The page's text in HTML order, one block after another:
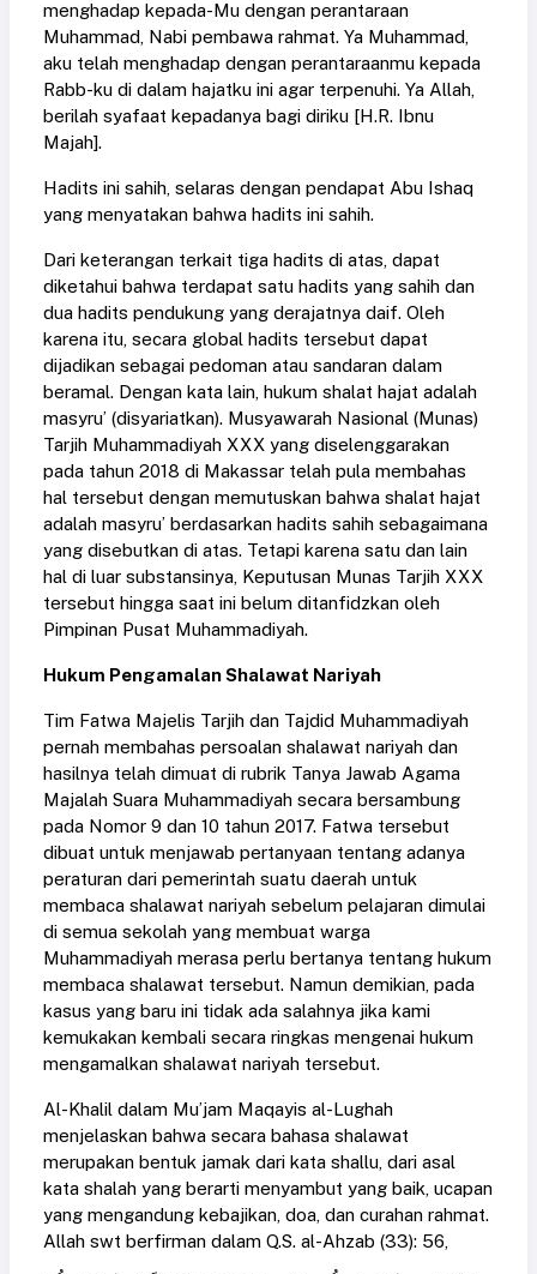
menghadap kepada-Mu dengan perantaraan
Muhammad, Nabi pembawa rahmat. Ya Muhammad,
aku telah menghadap dengan perantaraanmu kepada
Rabb-ku di dalam hajatku ini agar terpenuhi. Ya Allah,
berilah syafaat kepadanya bagi diriku [H.R. Ibnu
Majah].
Hadits ini sahih, selaras dengan pendapat Abu Ishaq
yang menyatakan bahwa hadits ini sahih.
Dari keterangan terkait tiga hadits di atas, dapat
diketahui bahwa terdapat satu hadits yang sahih dan
dua hadits pendukung yang derajatnya daif. Oleh
karena itu, secara global hadits tersebut dapat
dijadikan sebagai pedoman atau sandaran dalam
beramal. Dengan kata lain, hukum shalat hajat adalah
masyru’ (disyariatkan). Musyawarah Nasional (Munas)
Tarjih Muhammadiyah XXX yang diselenggarakan
pada tahun 2018 di Makassar telah pula membahas
hal tersebut dengan memutuskan bahwa shalat hajat
adalah masyru’ berdasarkan hadits sahih sebagaimana
yang disebutkan di atas. Tetapi karena satu dan lain
hal di luar substansinya, Keputusan Munas Tarjih XXX
tersebut hingga saat ini belum ditanfidzkan oleh
Pimpinan Pusat Muhammadiyah.
Hukum Pengamalan Shalawat Nariyah
Tim Fatwa Majelis Tarjih dan Tajdid Muhammadiyah
pernah membahas persoalan shalawat nariyah dan
hasilnya telah dimuat di rubrik Tanya Jawab Agama
Majalah Suara Muhammadiyah secara bersambung
pada Nomor 9 dan 10 tahun 2017. Fatwa tersebut
dibuat untuk menjawab pertanyaan tentang adanya
peraturan dari pemerintah suatu daerah untuk
membaca shalawat nariyah sebelum pelajaran dimulai
di semua sekolah yang membuat warga
Muhammadiyah merasa perlu bertanya tentang hukum
membaca shalawat tersebut. Namun demikian, pada
kasus yang baru ini tidak ada salahnya jika kami
kemukakan kembali secara ringkas mengenai hukum
mengamalkan shalawat nariyah tersebut.
Al-Khalil dalam Mu’jam Maqayis al-Lughah
menjelaskan bahwa secara bahasa shalawat
merupakan bentuk jamak dari kata shallu, dari asal
kata shalah yang berarti menyambut yang baik, ucapan
yang mengandung kebajikan, doa, dan curahan rahmat.
Allah swt berfirman dalam Q.S. al-Ahzab (33): 56,